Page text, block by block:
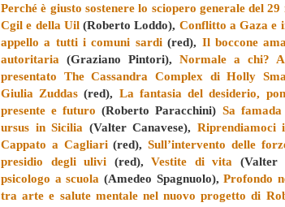
Perché è giusto sostenere lo sciopero generale del
Cgil e della Uil(Roberto Loddo), Conflitto a Gaza e
appello a tutti i comuni sardi(red), Il boccone
autoritaria (Graziano Pintori), Normale a chi?
presentato The Cassandra Complex di Holly
Giulia Zuddas (red), La fantasia del desiderio,
presente e futuro (Roberto Paracchini) Sa
ursus in Sicilia (Valter Canavese),
Cappato a Cagliari(red), Sull’intervento delle
presidio degli ulivi (red),Vestite di vita (Valter
psicologo a scuola (Amedeo Spagnuolo),Profondo
tra arte e salute mentale nel nuovo progetto di